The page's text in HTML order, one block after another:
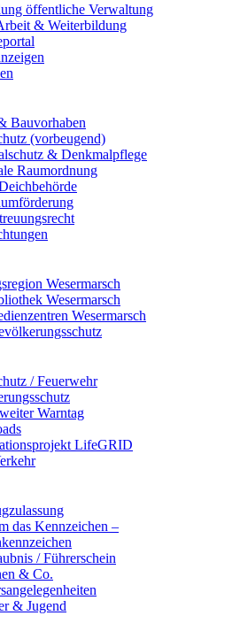
öffentliche Verwaltung
& Weiterbildung
Bauvorhaben
(vorbeugend)
& Denkmalpflege
Raumordnung
Wesermarsch
Wesermarsch
Wesermarsch
/ Feuerwehr
Warntag
LifeGRID
das Kennzeichen –
/ Führerschein
& Co.
& Jugend